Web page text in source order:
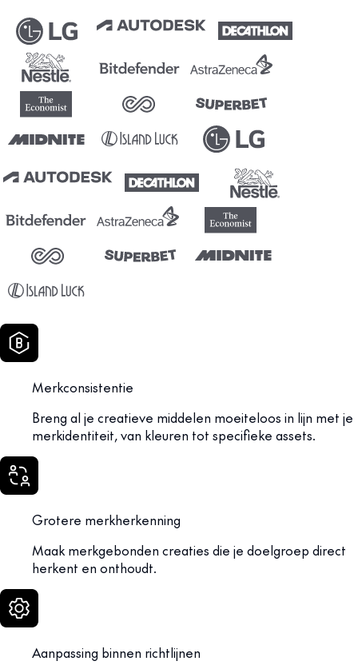
Merkconsistentie
Breng al je creatieve middelen moeiteloos in lijn met je
merkidentiteit, van kleuren tot specifieke assets.
Grotere merkherkenning
Maak merkgebonden creaties die je doelgroep direct
herkent en onthoudt.
Aanpassing binnen richtlijnen